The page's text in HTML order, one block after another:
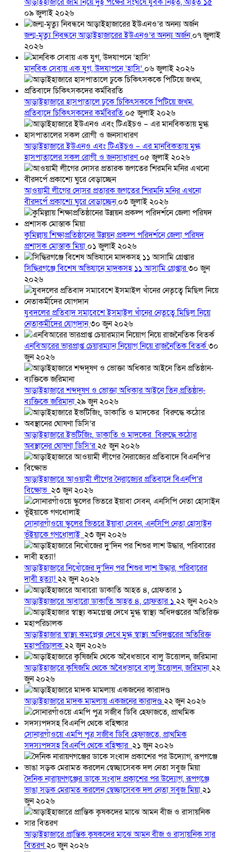
০৯ জুলাই ২০২৬
জন্ম-মৃত্যু নিবন্ধনে আড়াইহাজারের ইউএনও’র অনন্য অর্জন০৭ জুলাই
২০২৬
মানবিক সেবায় এক যুগ, উদযাপনে ‘হাসি’ ০৬ জুলাই ২০২৬
আড়াইহাজারে হাসপাতালে ঢুকে চিকিৎসককে পিটিয়ে জখম,
প্রতিবাদে চিকিৎসকদের কর্মবিরতি ০৫ জুলাই ২০২৬
আড়াইহাজারে ইউএনও এবং টিএইচও – এর মানবিকতায় মুগ্ধ
হাসপাতালের সকল রোগী ও জনসাধারণ০৫ জুলাই ২০২৬
আওয়ামী লীগের দোসর প্রতারক জগতের শিরমনি মনির এখনো
বীরদর্পে প্রকাশ্যে ঘুরে বেড়াচ্ছেন০৩ জুলাই ২০২৬
কুমিল্লায় শিক্ষাপ্রতিষ্ঠানের উন্নয়ন প্রকল্প পরিদর্শনে জেলা পরিষদ
প্রশাসক মোস্তাক মিয়া ০১ জুলাই ২০২৬
সিদ্ধিরগঞ্জে বিশেষ অভিযানে মাদকসহ ১১ আসামি গ্রেপ্তার৩০ জুন
২০২৬
যুবদলের প্রতিবাদ সমাবেশে ইসমাইল খাঁনের নেতৃত্বে মিছিল নিয়ে
নেতাকর্মীদের যোগদান৩০ জুন ২০২৬
এনবিআরের ভারপ্রাপ্ত চেয়ারম্যান নিয়োগ নিয়ে রাজনৈতিক বিতর্ক৩০
জুন ২০২৬
আড়াইহাজারে শব্দদূষণ ও ভোক্তা অধিকার আইনে তিন প্রতিষ্ঠান-
ব্যক্তিকে জরিমানা২৯ জুন ২০২৬
আড়াইহাজারে ইভটিজিং, ডাকাতি ও মাদকের বিরুদ্ধে কঠোর
অবস্থানের ঘোষণা ডিসি’র২৫ জুন ২০২৬
আড়াইহাজারে আওয়ামী লীগের নৈরাজ্যের প্রতিবাদে বিএনপি’র
বিক্ষোভ ২৩ জুন ২০২৬
সোনারগাঁওয়ে স্কুলের ভিতরে ইয়াবা সেবন, এনসিপি নেতা হোসাইন
ভূঁইয়াকে গণধোলাই ২৩ জুন ২০২৬
আড়াইহাজারে নিখোঁজের দুু’দিন পর শিশুর লাশ উদ্ধার, পরিবারের
দাবী হত্যা!২২ জুন ২০২৬
আড়াইহাজারে আবারো ডাকাতি আহত ৪, গ্রেফতার ১ ২২ জুন ২০২৬
আড়াইহাজার স্বাস্থ্য কমপ্লেক্স দেখে মুগ্ধ স্বাস্থ্য অধিদপ্তরের অতিরিক্ত
মহাপরিচালক২২ জুন ২০২৬
আড়াইহাজারে কৃষিজমি থেকে অবৈধভাবে বালু উত্তোলন, জরিমানা২২
জুন ২০২৬
আড়াইহাজারে মাদক মামলায় একজনের কারাদণ্ড২২ জুন ২০২৬
সোনারগাঁওয়ে এমপি পুত্র সজীব ডিবি হেফাজতে, প্রাথমিক
সদস্যপদসহ বিএনপি থেকে বহিষ্কার ২১ জুন ২০২৬
দৈনিক নারায়ণগঞ্জের ডাকে সংবাদ প্রকাশের পর উদ্যোগ, রূপগঞ্জে
ভাঙা সড়ক মেরামত করলেন স্বেচ্ছাসেবক দল নেতা সবুজ মিয়া২১
জুন ২০২৬
আড়াইহাজারে প্রান্তিক কৃষকদের মাঝে আমন বীজ ও রাসায়নিক সার
বিতরণ২০ জুন ২০২৬